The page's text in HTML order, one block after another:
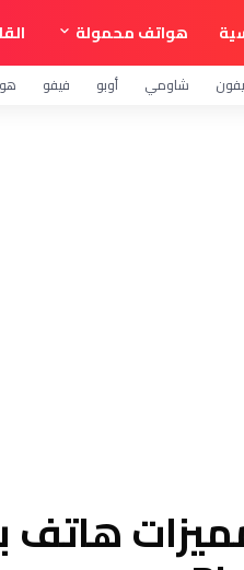
هواتف محمولة
شاومي أوبو فيفو
هاتف